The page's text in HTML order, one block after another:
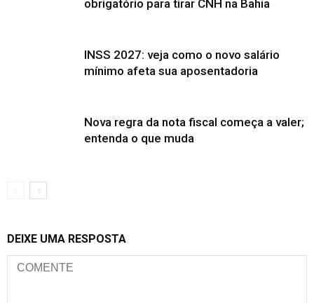
obrigatório para tirar CNH na Bahia
INSS 2027: veja como o novo salário
mínimo afeta sua aposentadoria
Nova regra da nota fiscal começa a valer;
entenda o que muda
DEIXE UMA RESPOSTA